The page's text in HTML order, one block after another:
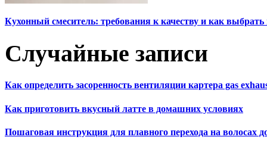
Кухонный смеситель: требования к качеству и как
Случайные записи
Как определить засоренность вентиляции картера gas
Как приготовить вкусный латте в домашних условиях
Пошаговая инструкция для плавного перехода на волосах